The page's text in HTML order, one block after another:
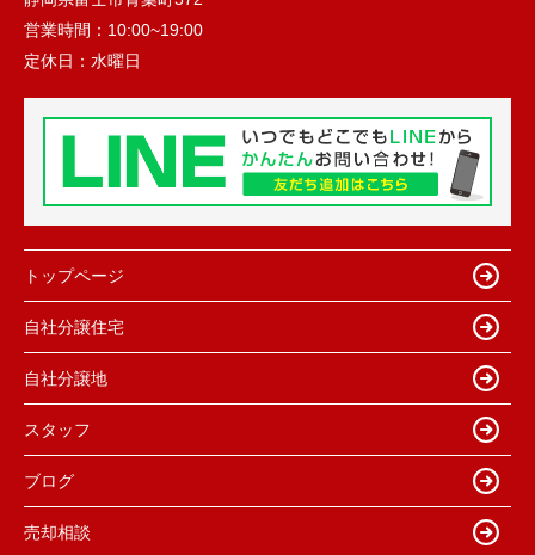
営業時間： 10:00~19:00
定休日： 水曜日
トップページ
自社分譲住宅
自社分譲地
スタッフ
ブログ
売却相談